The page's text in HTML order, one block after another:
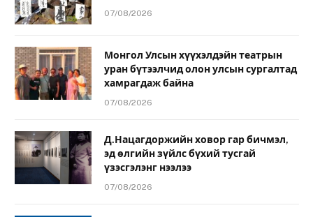
07/08/2026
Монгол Улсын хүүхэлдэйн театрын
уран бүтээлчид олон улсын сургалтад
хамрагдаж байна
07/08/2026
Д.Нацагдоржийн ховор гар бичмэл,
эд өлгийн зүйлс бүхий тусгай
үзэсгэлэнг нээлээ
07/08/2026